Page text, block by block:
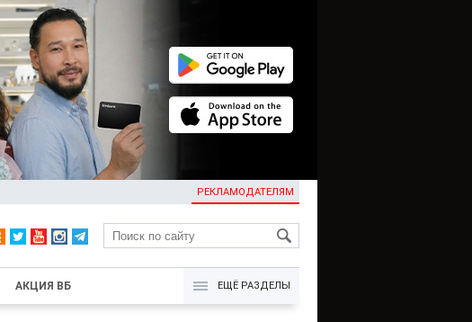
РЕКЛАМОДАТЕЛЯМ
KG
АКЦИЯ ВБ ЕЩЁ РАЗДЕЛЫ